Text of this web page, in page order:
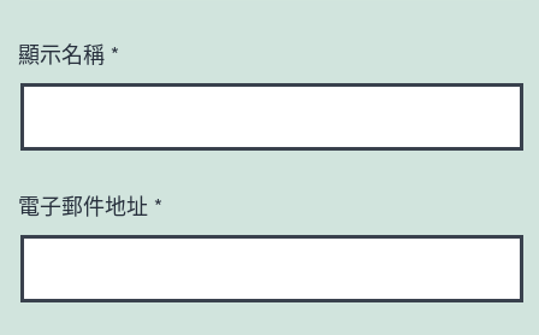
顯示名稱 *
電子郵件地址 *